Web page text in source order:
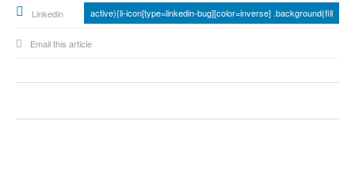
Linkedin active){li-icon[type=linkedin-bug][color=inverse] .background{fill
Email this article